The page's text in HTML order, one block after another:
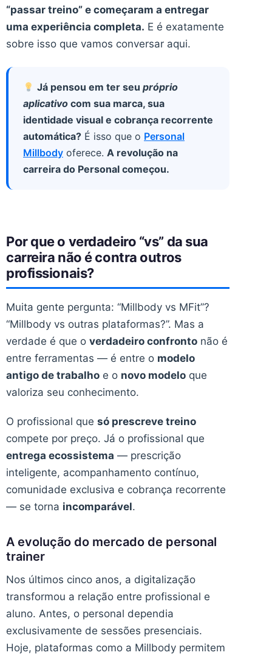
“passar treino” e começaram a entregar
uma experiência completa. E é exatamente
sobre isso que vamos conversar aqui.
Já pensou em ter seupróprio
aplicativo com sua marca, sua
identidade visual e cobrança recorrente
automática? É isso que o Personal
Millbody oferece. A revolução na
carreira do Personal começou.
Por que o verdadeiro “vs” da sua
carreira não é contra outros
profissionais?
Muita gente pergunta: “Millbody vs MFit”?
“Millbody vs outras plataformas?”. Mas a
verdade é que o verdadeiro confronto não é
entre ferramentas — é entre o modelo
antigo de trabalho e o novo modelo que
valoriza seu conhecimento.
O profissional que só prescreve treino
compete por preço. Já o profissional que
entrega ecossistema — prescrição
inteligente, acompanhamento contínuo,
comunidade exclusiva e cobrança recorrente
— se torna incomparável.
A evolução do mercado de personal
trainer
Nos últimos cinco anos, a digitalização
transformou a relação entre profissional e
aluno. Antes, o personal dependia
exclusivamente de sessões presenciais.
Hoje, plataformas como a Millbody permitem